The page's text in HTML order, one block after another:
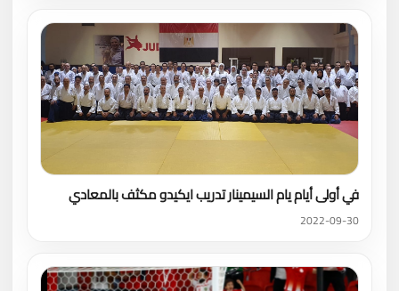
في أولى أيام يام السيمينار تدريب ايكيدو مكثف بالمعادي
2022-09-30